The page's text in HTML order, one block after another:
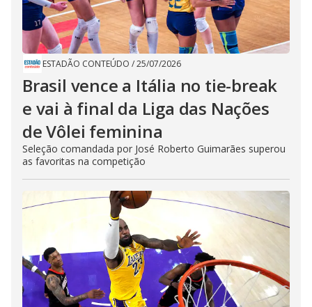
ESTADÃO CONTEÚDO /25/07/2026
Brasil vence a Itália no tie-break
e vai à final da Liga das Nações
de Vôlei feminina
Seleção comandada por José Roberto Guimarães superou
as favoritas na competição